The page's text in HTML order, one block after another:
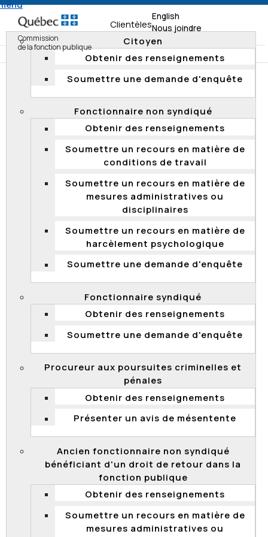
Commission
de la fonction publique
English
Nous joindre
Clientèles
Citoyen
Obtenir des renseignements
Soumettre une demande d'enquête
Fonctionnaire non syndiqué
Obtenir des renseignements
Soumettre un recours en matière de
conditions de travail
Soumettre un recours en matière de
mesures administratives ou
disciplinaires
Soumettre un recours en matière de
harcèlement psychologique
Soumettre une demande d'enquête
Fonctionnaire syndiqué
Obtenir des renseignements
Soumettre une demande d'enquête
Procureur aux poursuites criminelles et
pénales
Obtenir des renseignements
Présenter un avis de mésentente
Ancien fonctionnaire non syndiqué
bénéficiant d'un droit de retour dans la
fonction publique
Obtenir des renseignements
Soumettre un recours en matière de
mesures administratives ou
Accueil Documentation
Résumés d'enquête
Enquêtes 2017
RÉSUMÉS D'ENQUÊTE
La Commission rend publics les résumés de ses
qu'elle produit si une entité n'adhère pas aux
recommandations formulées ou encore si elle le juge
opportun. Elle protège les renseignements personnels
Loi sur l'accès aux
documents des organismes publics et sur la protection
des renseignements personnels. De plus, elle
anonymise ses rapports d'enquête, et ce, malgré le fait
fonction dans un organisme public puissent être
identifiées, ces renseignements n'étant pas
considérés comme confidentiels en vertu de la Loi.
Dotation d'un emploi d'ajointe
exécutive
de l’Agriculture, des Pêcheries et de l’Alimentation du
Québec (MAPAQ) les résultats d’une enquête
anonyme dénonçant un processus de dotation. La
situation présentée concernait un gestionnaire dont
l’adjointe exécutive était l’ex-conjointe. Selon les
allégations, ces deux personnes entretenaient
encore une relation de couple.
L’enquête a confirmé que les deux personnes avaient
déjà formé un couple dans le passé. Cependant, la